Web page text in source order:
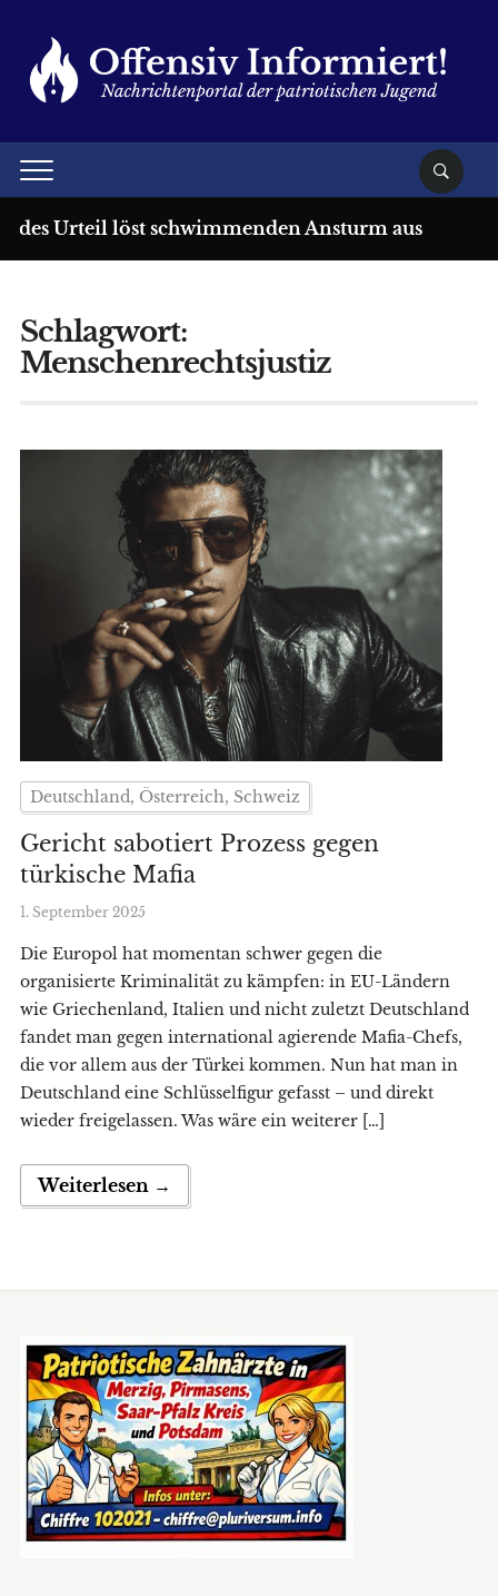
Urteil löst schwimmenden Ansturm aus
Schlagwort:
Menschenrechtsjustiz
Deutschland, Österreich, Schweiz
Gericht sabotiert Prozess gegen
türkische Mafia
1. September 2025
Die Europol hat momentan schwer gegen die
organisierte Kriminalität zu kämpfen: in EU-Ländern
wie Griechenland, Italien und nicht zuletzt Deutschland
fandet man gegen international agierende Mafia-Chefs,
die vor allem aus der Türkei kommen. Nun hat man in
Deutschland eine Schlüsselfigur gefasst – und direkt
wieder freigelassen. Was wäre ein weiterer […]
Weiterlesen →